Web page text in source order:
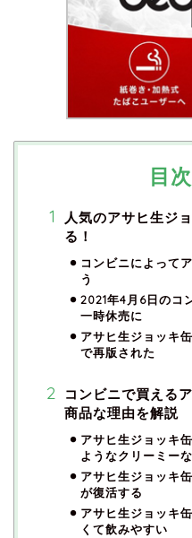
目次
人気のアサヒ生ジ
る！
コンビニによって
う
2021年4月6日のコ
一時休売に
アサヒ生ジョッキ
で再版された
コンビニで買える
商品な理由を解説
アサヒ生ジョッキ
ようなクリーミー
アサヒ生ジョッキ
が復活する
アサヒ生ジョッキ
くて飲みやすい